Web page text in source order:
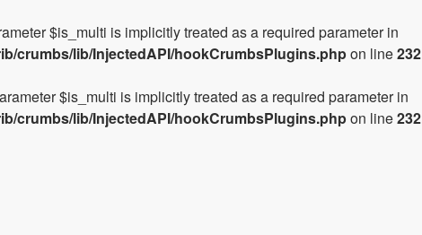
$is_multi is implicitly treated as a required parameter in
crumbs/lib/InjectedAPI/hookCrumbsPlugins.phpon line232
$is_multi is implicitly treated as a required parameter in
crumbs/lib/InjectedAPI/hookCrumbsPlugins.phpon line232